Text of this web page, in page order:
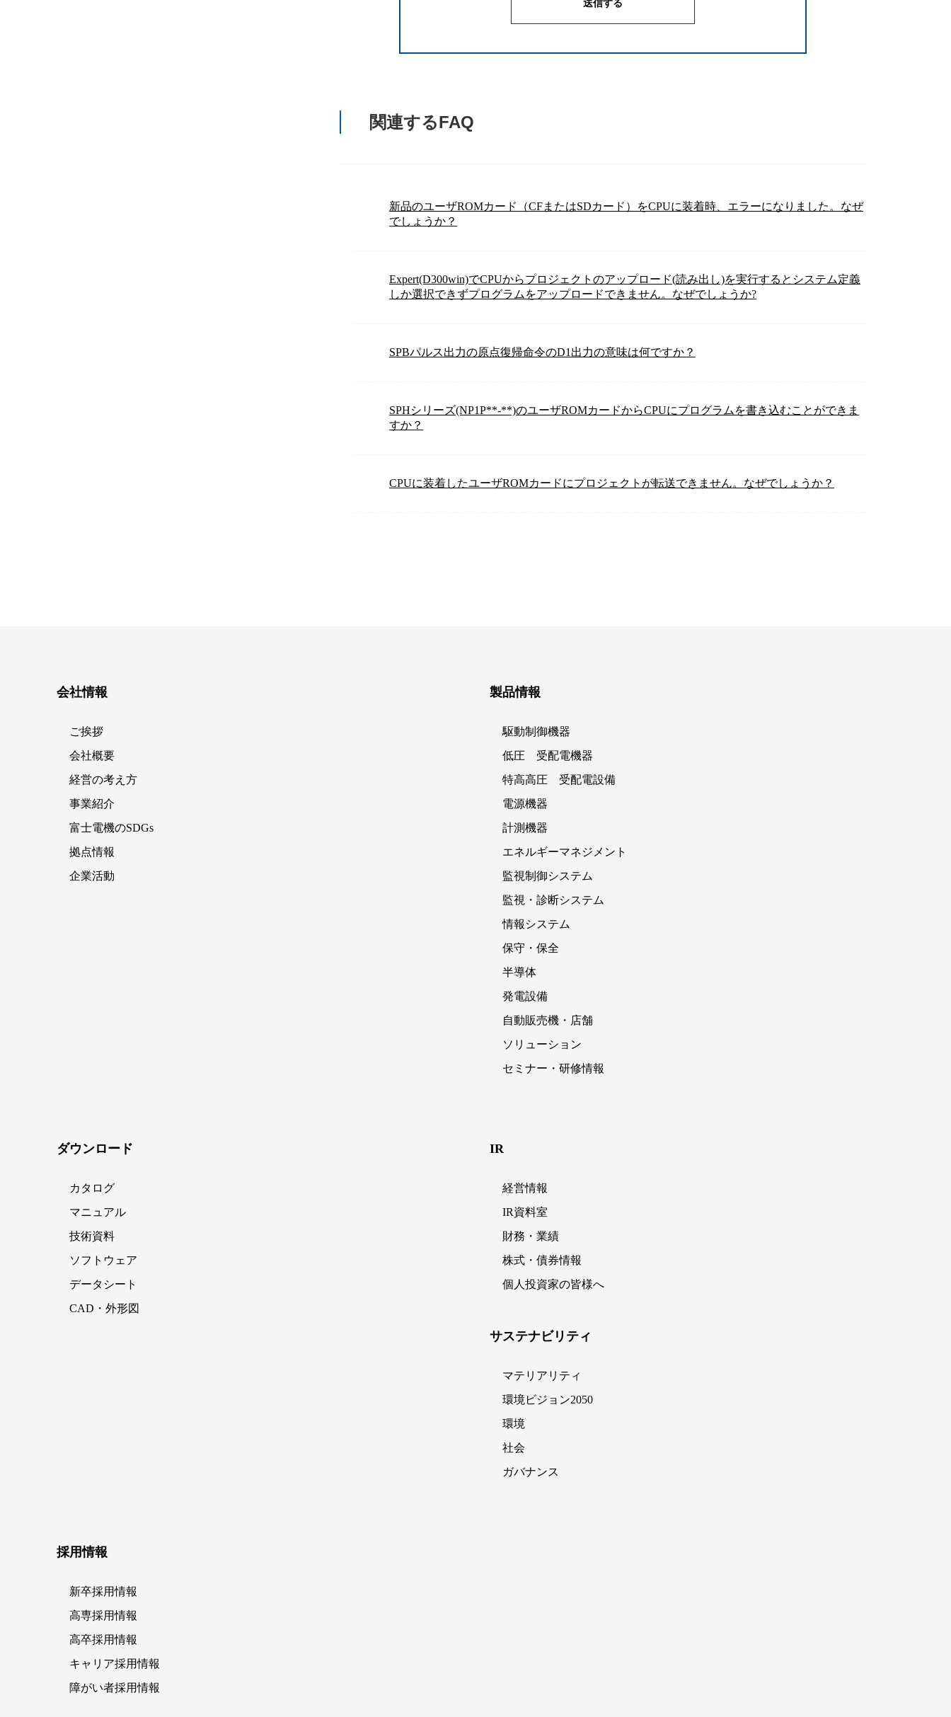
関連するFAQ
新品のユーザROMカード（CFまたはSDカード）をCPUに装着時、エラーになりました。なぜ
でしょうか？
Expert(D300win)でCPUからプロジェクトのアップロード(読み出し)を実行するとシステム定義
しか選択できずプログラムをアップロードできません。なぜでしょうか?
SPBパルス出力の原点復帰命令のD1出力の意味は何ですか？
SPHシリーズ(NP1P**-**)のユーザROMカードからCPUにプログラムを書き込むことができま
すか？
CPUに装着したユーザROMカードにプロジェクトが転送できません。なぜでしょうか？
会社情報
ご挨拶
会社概要
経営の考え方
事業紹介
富士電機のSDGs
拠点情報
企業活動
製品情報
駆動制御機器
低圧 受配電機器
特高高圧 受配電設備
電源機器
計測機器
エネルギーマネジメント
監視制御システム
監視・診断システム
情報システム
保守・保全
半導体
発電設備
自動販売機・店舗
ソリューション
セミナー・研修情報
ダウンロード
カタログ
マニュアル
技術資料
ソフトウェア
データシート
CAD・外形図
IR
経営情報
IR資料室
財務・業績
株式・債券情報
個人投資家の皆様へ
サステナビリティ
マテリアリティ
環境ビジョン2050
環境
社会
ガバナンス
採用情報
新卒採用情報
高専採用情報
高卒採用情報
キャリア採用情報
障がい者採用情報